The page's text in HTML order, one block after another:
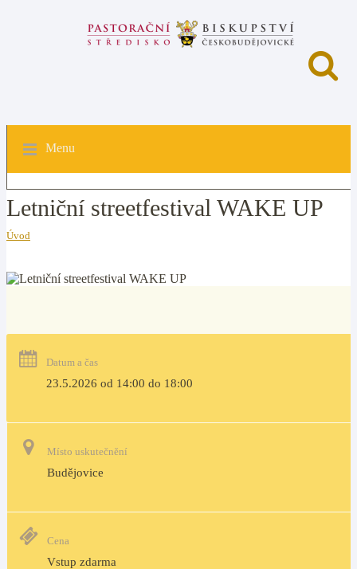
Menu
Letniční streetfestival WAKE UP
Úvod
Datum a čas
23.5.2026 od 14:00 do 18:00
Místo uskutečnění
Budějovice
Cena
Vstup zdarma